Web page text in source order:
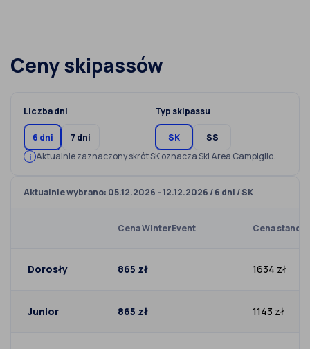
Ceny skipassów
Liczba dni
6 dni 7 dni
Typ skipassu
SK
SS
Aktualnie zaznaczony skrót SK oznacza Ski Area Campiglio.
Aktualnie wybrano: 05.12.2026 - 12.12.2026 / 6 dni / SK
Cena WinterEvent Cena
Dorosły 865 zł 1634 zł
Junior 865 zł 1143 zł